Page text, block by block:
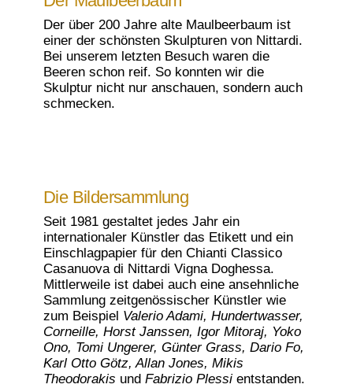
Der über 200 Jahre alte Maulbeerbaum ist
einer der schönsten Skulpturen von Nittardi.
Bei unserem letzten Besuch waren die
Beeren schon reif. So konnten wir die
Skulptur nicht nur anschauen, sondern auch
schmecken.
Die Bildersammlung
Seit 1981 gestaltet jedes Jahr ein
internationaler Künstler das Etikett und ein
Einschlagpapier für den Chianti Classico
Casanuova di Nittardi Vigna Doghessa.
Mittlerweile ist dabei auch eine ansehnliche
Sammlung zeitgenössischer Künstler wie
zum Beispiel Valerio Adami, Hundertwasser,
Corneille, Horst Janssen, Igor Mitoraj, Yoko
Ono, Tomi Ungerer, Günter Grass, Dario Fo,
Karl Otto Götz, Allan Jones, Mikis
Theodorakis und Fabrizio Plessi entstanden.